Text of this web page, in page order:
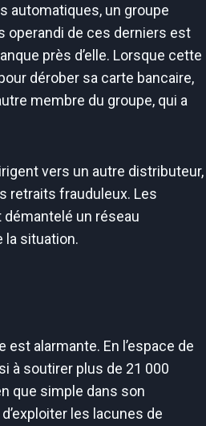
automatiques, un groupe
operandi de ces derniers est
près d’elle. Lorsque cette
dérober sa carte bancaire,
membre du groupe, qui a
vers un autre distributeur,
retraits frauduleux. Les
démantelé un réseau
la situation.
alarmante. En l’espace de
à soutirer plus de 21 000
que simple dans son
les lacunes de